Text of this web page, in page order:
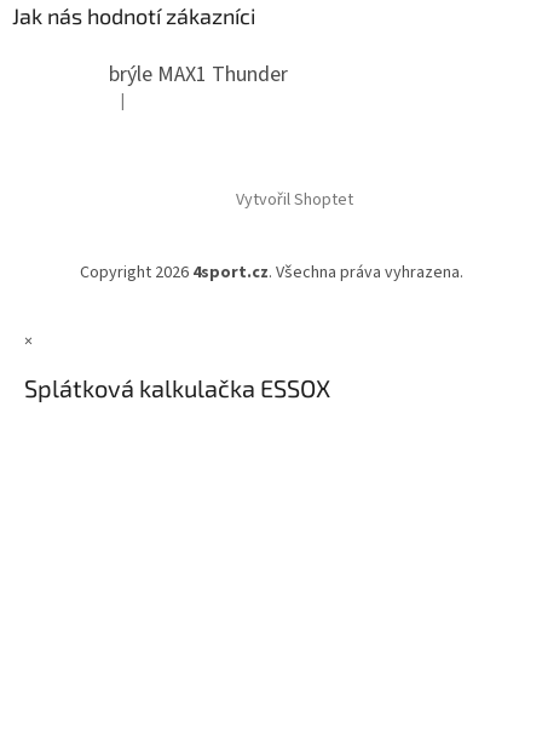
Jak nás hodnotí zákazníci
brýle MAX1 Thunder
Hodnocení produktu je 5 z 5 hvězdiček.
|
Vytvořil Shoptet
Copyright 2026 4sport.cz. Všechna práva vyhrazena.
×
Splátková kalkulačka ESSOX